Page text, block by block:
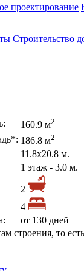
проектирование
Строительство
160.9 м2
186.8 м2
11.8х20.8 м.
1 этаж - 3.0 м.
2
4
от 130 дней
строения, то